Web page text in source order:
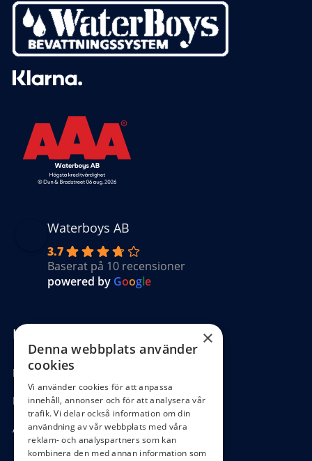
Waterboys AB
3.7
Baserat på 10 recensioner
powered by Google
Kundinformation
Köpvillkor
Hantering GDPR
Ångra köp
×
Denna webbplats använder
cookies
Vi använder cookies för att anpassa
innehåll, annonser och för att analysera vår
trafik. Vi delar också information om din
användning av vår webbplats med våra
reklam- och analyspartners som kan
kombinera den med annan information som